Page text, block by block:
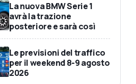
La nuova BMW Serie 1
avrà la trazione
posteriore e sarà così
Le previsioni del traffico
per il weekend 8-9 agosto
2026